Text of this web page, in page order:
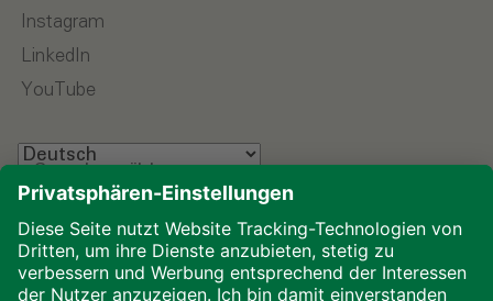
Instagram
LinkedIn
YouTube